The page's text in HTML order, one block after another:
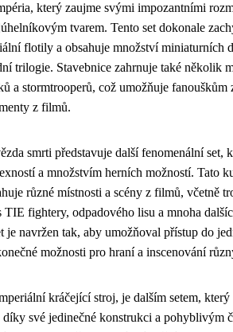
který zaujme svými impozantními
tvarem. Tento set dokonale
flotily a obsahuje množství miniaturních
trilogie. Stavebnice zahrnuje také několik
a stormtrooperů, což umožňuje fanouškům
z filmů.
smrti představuje další fenomenální set,
a množstvím herních možností. Tato
různé místnosti a scény z filmů, včetně
TIE fightery, odpadového lisu a mnoha
je navržen tak, aby umožňoval přístup do
možnosti pro hraní a inscenování
kráčející stroj, je dalším setem, který
své jedinečné konstrukci a pohyblivým